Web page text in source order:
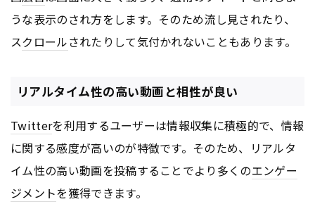
うな表示のされ方をします。そのため流し見されたり、
スクロールされたりして気付かれないこともあります。
リアルタイム性の高い動画と相性が良い
Twitterを利用するユーザーは情報収集に積極的で、情報
に関する感度が高いのが特徴です。そのため、リアルタ
イム性の高い動画を投稿することでより多くのエンゲー
ジメントを獲得できます。